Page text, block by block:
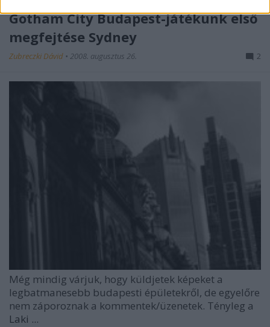
Gotham City Budapest-játékunk első
megfejtése Sydney
Zubreczki Dávid • 2008. augusztus 26. 2
Még mindig várjuk, hogy küldjetek képeket a
legbatmanesebb budapesti épületekről, de egyelőre
nem záporoznak a kommentek/üzenetek. Tényleg a
Laki ...